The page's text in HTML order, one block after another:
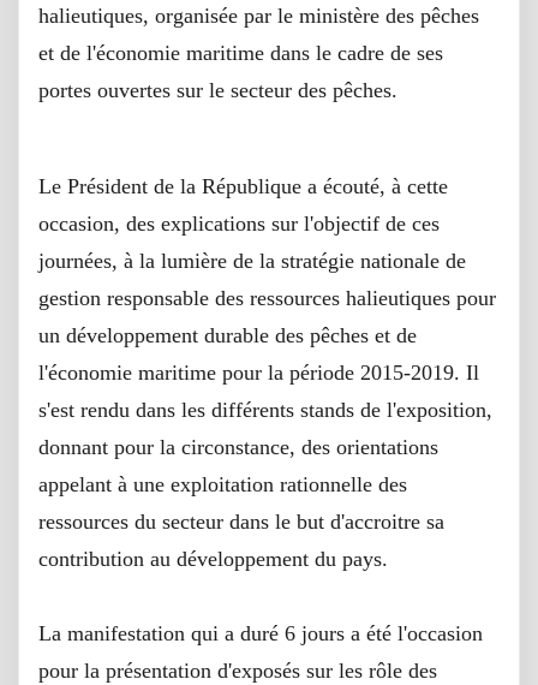
halieutiques, organisée par le ministère des pêches
et de l'économie maritime dans le cadre de ses
portes ouvertes sur le secteur des pêches.
Le Président de la République a écouté, à cette
occasion, des explications sur l'objectif de ces
journées, à la lumière de la stratégie nationale de
gestion responsable des ressources halieutiques pour
un développement durable des pêches et de
l'économie maritime pour la période 2015-2019. Il
s'est rendu dans les différents stands de l'exposition,
donnant pour la circonstance, des orientations
appelant à une exploitation rationnelle des
ressources du secteur dans le but d'accroitre sa
contribution au développement du pays.
La manifestation qui a duré 6 jours a été l'occasion
pour la présentation d'exposés sur les rôle des